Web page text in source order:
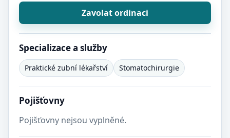
Zavolat ordinaci
Specializace a služby
Praktické zubní lékařství Stomatochirurgie
Pojišťovny
Pojišťovny nejsou vyplněné.